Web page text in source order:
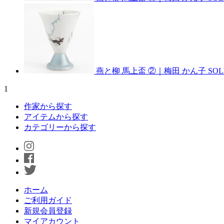
燕と柳 馬上盃 ②｜梅田 かん子
1
作家から探す
アイテムから探す
カテゴリーから探す
ホーム
ご利用ガイド
新規会員登録
マイアカウント